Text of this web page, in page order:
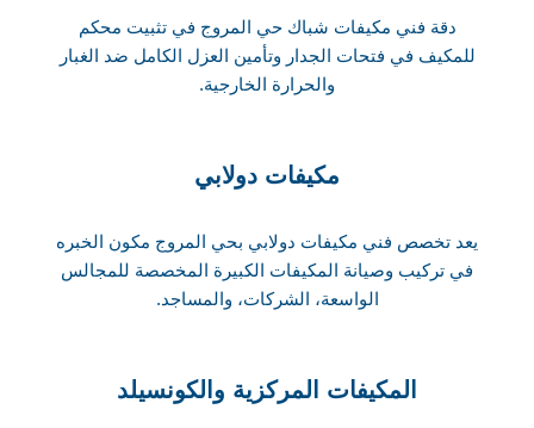
دقة فني مكيفات شباك حي المروج في تثبيت محكم
للمكيف في فتحات الجدار وتأمين العزل الكامل ضد الغبار
والحرارة الخارجية.
مكيفات دولابي
يعد تخصص فني مكيفات دولابي بحي المروج مكون الخبره
في تركيب وصيانة المكيفات الكبيرة المخصصة للمجالس
الواسعة، الشركات، والمساجد.
المكيفات المركزية والكونسيلد